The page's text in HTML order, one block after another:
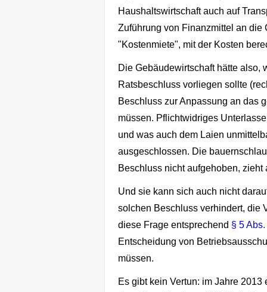
Haushaltswirtschaft auch auf
Zuführung von Finanzmittel an
"Kostenmiete", mit der Kosten
Die Gebäudewirtschaft hätte also,
Ratsbeschluss vorliegen sollte
Beschluss zur Anpassung an das
müssen. Pflichtwidriges
und was auch dem Laien
ausgeschlossen. Die
Beschluss nicht aufgehoben,
Und sie kann sich auch nicht
solchen Beschluss verhindert, die
diese Frage entsprechend § 5
Entscheidung von
müssen.
Es gibt kein Vertun: im Jahre